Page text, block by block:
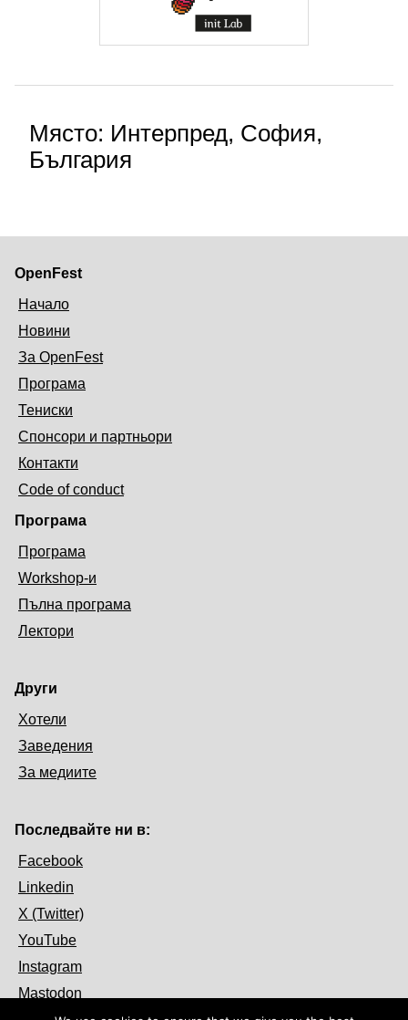
Място: Интерпред, София,
България
OpenFest
Начало
Новини
За OpenFest
Програма
Тениски
Спонсори и партньори
Контакти
Code of conduct
Програма
Програма
Workshop-и
Пълна програма
Лектори
Други
Хотели
Заведения
За медиите
Последвайте ни в:
Facebook
Linkedin
X (Twitter)
YouTube
Instagram
Mastodon